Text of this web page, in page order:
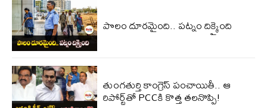
పొలం దూరమైంది.. పట్నం దిక్కైంది
తుంగతుర్తి కాంగ్రెస్‌ పంచాయితీ.. ఆ
రిపోర్ట్‌తో PCCకి కొత్త తలనొప్పి!